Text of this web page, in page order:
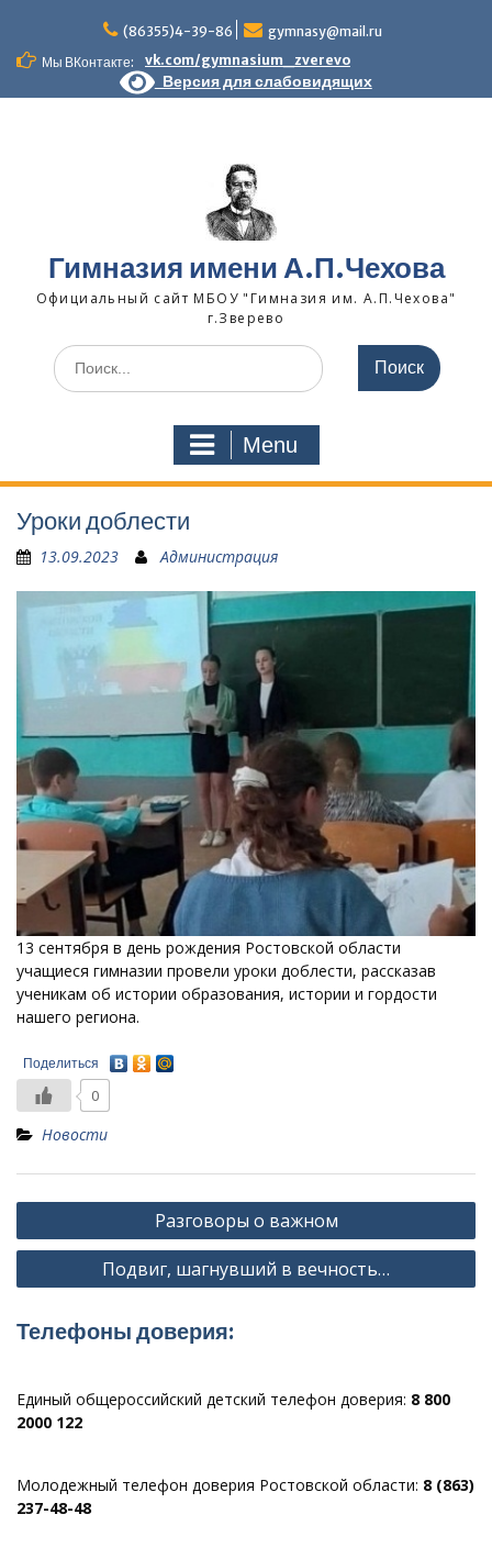
content
(86355)4-39-86
gymnasy@mail.ru
Мы ВКонтакте:
vk.com/gymnasium_zverevo
Версия для слабовидящих
Гимназия имени А.П.Чехова
Официальный сайт МБОУ "Гимназия им. А.П.Чехова"
г.Зверево
Search
for:
Menu
Уроки доблести
13.09.2023 Администрация
13 сентября в день рождения Ростовской области
учащиеся гимназии провели уроки доблести, рассказав
ученикам об истории образования, истории и гордости
нашего региона.
Поделиться
0
Новости
Навигация
по
Разговоры о важном
Подвиг, шагнувший в вечность…
Телефоны доверия:
Единый общероссийский детский телефон доверия: 8 800
2000 122
Молодежный телефон доверия Ростовской области: 8 (863)
237-48-48